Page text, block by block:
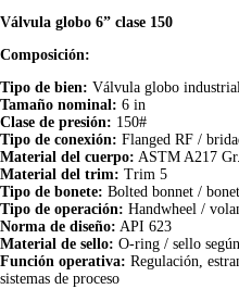
Válvula globo 6” clase 150
Composición:
Tipo de bien: Válvula globo
Tamaño nominal: 6 in
Clase de presión: 150#
Tipo de conexión: Flanged RF /
Material del cuerpo: ASTM A217
Material del trim: Trim 5
Tipo de bonete: Bolted bonnet /
Tipo de operación: Handwheel /
Norma de diseño: API 623
Material de sello: O-ring / sello
Función operativa: Regulación,
sistemas de proceso